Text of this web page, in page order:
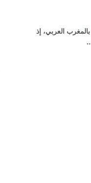
العربي، إذ